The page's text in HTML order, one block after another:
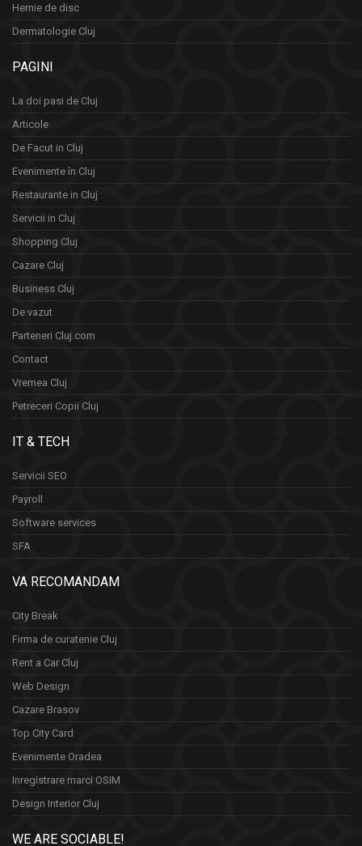
Hernie de disc
Dermatologie Cluj
PAGINI
La doi pasi de Cluj
Articole
De Facut in Cluj
Evenimente în Cluj
Restaurante in Cluj
Servicii in Cluj
Shopping Cluj
Cazare Cluj
Business Cluj
De vazut
Parteneri Cluj.com
Contact
Vremea Cluj
Petreceri Copii Cluj
IT & TECH
Servicii SEO
Payroll
Software services
SFA
VA RECOMANDAM
City Break
Firma de curatenie Cluj
Rent a Car Cluj
Web Design
Cazare Brasov
Top City Card
Evenimente Oradea
Inregistrare marci OSIM
Design Interior Cluj
WE ARE SOCIABLE!